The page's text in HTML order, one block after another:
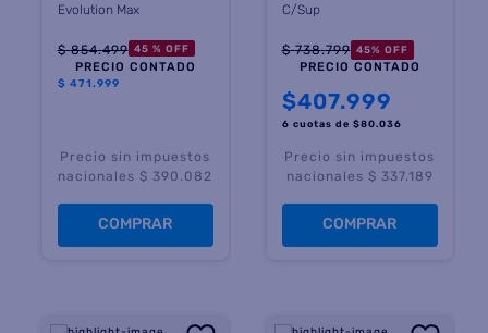
Evolution Max
$ 854.499 45 % OFF
PRECIO CONTADO
$ 471.999
Precio sin impuestos
nacionales $ 390.082
COMPRAR
C/Sup
$ 738.799 45% OFF
PRECIO CONTADO
$407.999
6 cuotas de $80.036
Precio sin impuestos
nacionales $ 337.189
COMPRAR